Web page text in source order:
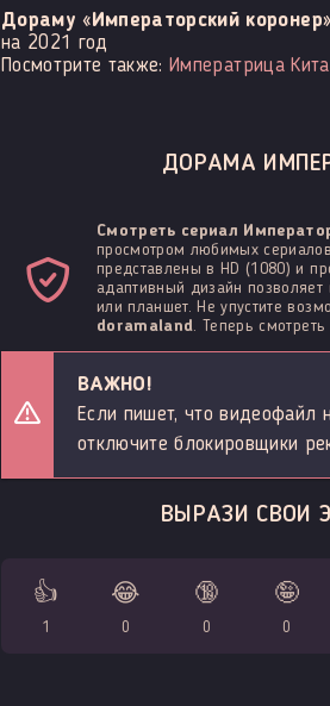
Дораму «Императорский
на 2021 год
Посмотрите также: Императрица
ДОРАМА
Смотреть сериал
просмотром любимых
представлены в HD (1080) и
адаптивный дизайн
или планшет. Не упустите
doramaland. Теперь
ВАЖНО!
Если пишет, что видеофайл
отключите блокировщики
ВЫРАЗИ СВОИ
👍
1
😂
0
🔞
0
🤪
0